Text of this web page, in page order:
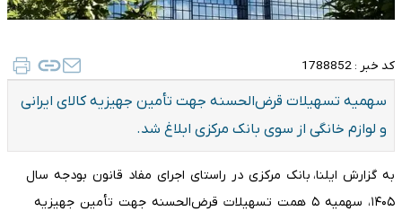
کد خبر : 1788852
سهمیه تسهیلات قرض‌الحسنه جهت تأمین جهیزیه کالای ایرانی
و لوازم خانگی از سوی بانک مرکزی ابلاغ شد.
به گزارش ایلنا، بانک مرکزی در راستای اجرای مفاد قانون بودجه سال
۱۴۰۵، سهمیه ۵ همت تسهیلات قرض‌الحسنه جهت تأمین جهیزیه